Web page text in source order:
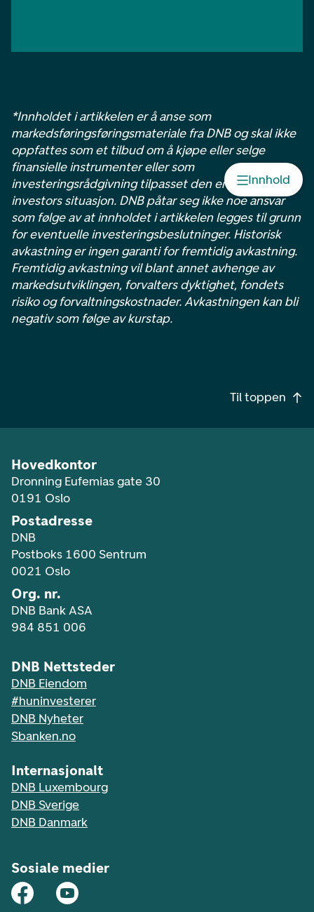
Innhold
*Innholdet i artikkelen er å anse som
markedsføringsføringsmateriale fra DNB og skal ikke
oppfattes som et tilbud om å kjøpe eller selge
finansielle instrumenter eller som
investeringsrådgivning tilpasset den enkelte
investors situasjon. DNB påtar seg ikke noe ansvar
som følge av at innholdet i artikkelen legges til grunn
for eventuelle investeringsbeslutninger. Historisk
avkastning er ingen garanti for fremtidig avkastning.
Fremtidig avkastning vil blant annet avhenge av
markedsutviklingen, forvalters dyktighet, fondets
risiko og forvaltningskostnader. Avkastningen kan bli
negativ som følge av kurstap.
Til toppen
Hovedkontor
Dronning Eufemias gate 30
0191 Oslo
Postadresse
DNB
Postboks 1600 Sentrum
0021 Oslo
Org. nr.
DNB Bank ASA
984 851 006
DNB Nettsteder
DNB Eiendom
#huninvesterer
DNB Nyheter
Sbanken.no
Internasjonalt
DNB Luxembourg
DNB Sverige
DNB Danmark
Sosiale medier